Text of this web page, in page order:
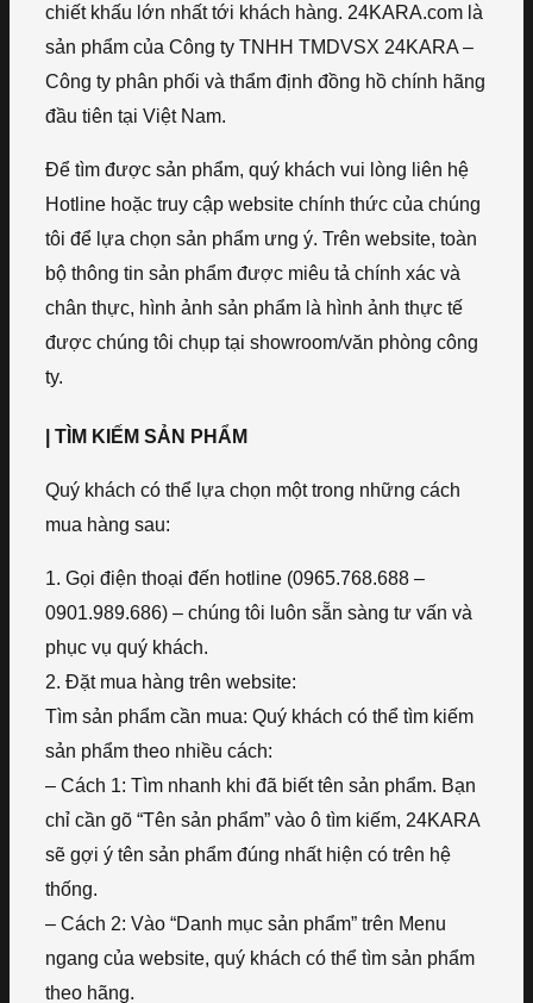
chiết khấu lớn nhất tới khách hàng. 24KARA.com là
sản phẩm của Công ty TNHH TMDVSX 24KARA –
Công ty phân phối và thẩm định đồng hồ chính hãng
đầu tiên tại Việt Nam.
Để tìm được sản phẩm, quý khách vui lòng liên hệ
Hotline hoặc truy cập website chính thức của chúng
tôi để lựa chọn sản phẩm ưng ý. Trên website, toàn
bộ thông tin sản phẩm được miêu tả chính xác và
chân thực, hình ảnh sản phẩm là hình ảnh thực tế
được chúng tôi chụp tại showroom/văn phòng công
ty.
| TÌM KIẾM SẢN PHẨM
Quý khách có thể lựa chọn một trong những cách
mua hàng sau:
1. Gọi điện thoại đến hotline (0965.768.688 –
0901.989.686) – chúng tôi luôn sẵn sàng tư vấn và
phục vụ quý khách.
2. Đặt mua hàng trên website:
Tìm sản phẩm cần mua: Quý khách có thể tìm kiếm
sản phẩm theo nhiều cách:
– Cách 1: Tìm nhanh khi đã biết tên sản phẩm. Bạn
chỉ cần gõ “Tên sản phẩm” vào ô tìm kiếm, 24KARA
sẽ gợi ý tên sản phẩm đúng nhất hiện có trên hệ
thống.
– Cách 2: Vào “Danh mục sản phẩm” trên Menu
ngang của website, quý khách có thể tìm sản phẩm
theo hãng.